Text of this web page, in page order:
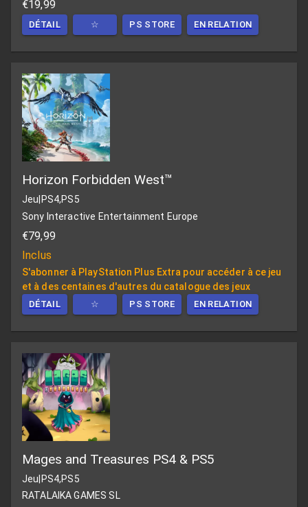
€19,99
DÉTAIL ☆ PS STORE EN RELATION
Horizon Forbidden West™
Jeu PS4,PS5
Sony Interactive Entertainment Europe
€79,99
Inclus
S'abonner à PlayStation Plus Extra pour accéder à ce jeu
et à des centaines d'autres du catalogue des jeux
DÉTAIL ☆ PS STORE EN RELATION
Mages and Treasures PS4 & PS5
Jeu|PS4,PS5
RATALAIKA GAMES SL